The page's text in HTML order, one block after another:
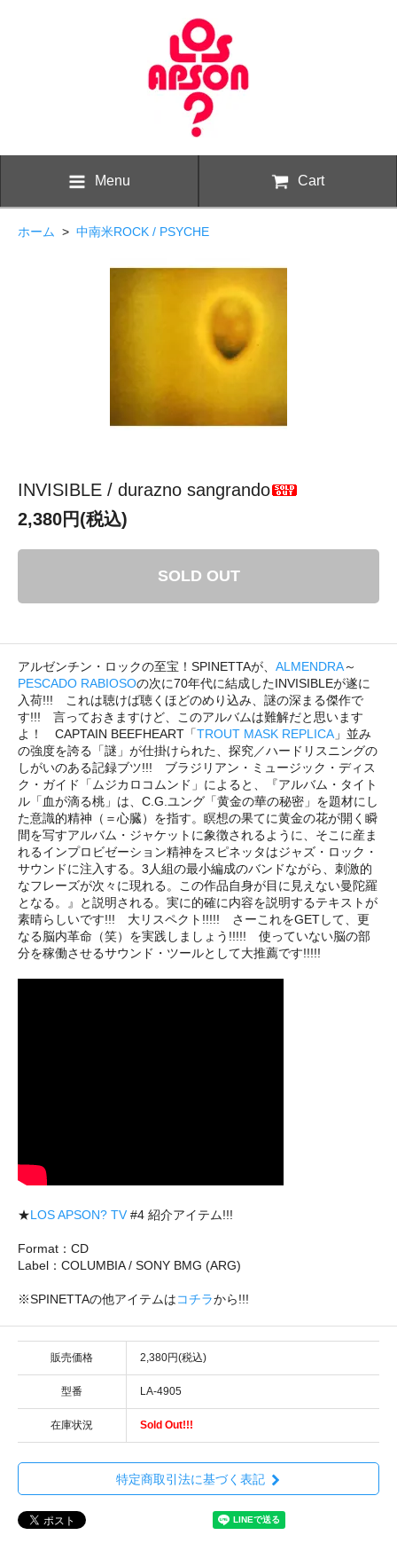
Menu Cart
ホーム > 中南米ROCK / PSYCHE
INVISIBLE / durazno sangrando
2,380円(税込)
SOLD OUT
アルゼンチン・ロックの至宝！SPINETTAが、 ALMENDRA～
PESCADO RABIOSOの次に70年代に結成したINVISIBLEが遂に
入荷!!! これは聴けば聴くほどのめり込み、謎の深まる傑作で
す!!! 言っておきますけど、このアルバムは難解だと思います
よ！ CAPTAIN BEEFHEART「TROUT MASK REPLICA 」並み
の強度を誇る「謎」が仕掛けられた、探究／ハードリスニングの
しがいのある記録ブツ!!! ブラジリアン・ミュージック・ディス
ク・ガイド「ムジカロコムンド」によると、『アルバム・タイト
ル「血が滴る桃」は、C.G.ユング「黄金の華の秘密」を題材にし
た意識的精神（＝心臓）を指す。瞑想の果てに黄金の花が開く瞬
間を写すアルバム・ジャケットに象徴されるように、そこに産ま
れるインプロビゼーション精神をスピネッタはジャズ・ロック・
サウンドに注入する。3人組の最小編成のバンドながら、刺激的
なフレーズが次々に現れる。この作品自身が目に見えない曼陀羅
となる。』と説明される。実に的確に内容を説明するテキストが
素晴らしいです!!! 大リスペクト!!!!! さーこれをGETして、更
なる脳内革命（笑）を実践しましょう!!!!! 使っていない脳の部
分を稼働させるサウンド・ツールとして大推薦です!!!!!
★LOS APSON? TV #4 紹介アイテム!!!
Format：CD
Label：COLUMBIA / SONY BMG (ARG)
※SPINETTAの他アイテムはコチラから!!!
販売価格 2,380円(税込)
型番 LA-4905
在庫状況 Sold Out!!!
特定商取引法に基づく表記